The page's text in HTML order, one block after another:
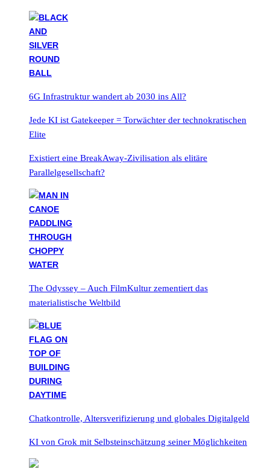
6G Infrastruktur wandert ab 2030 ins All?
Jede KI ist Gatekeeper = Torwächter der technokratischen
Elite
Existiert eine BreakAway-Zivilisation als elitäre
Parallelgesellschaft?
The Odyssey – Auch FilmKultur zementiert das
materialistische Weltbild
Chatkontrolle, Altersverifizierung und globales Digitalgeld
KI von Grok mit Selbsteinschätzung seiner Möglichkeiten